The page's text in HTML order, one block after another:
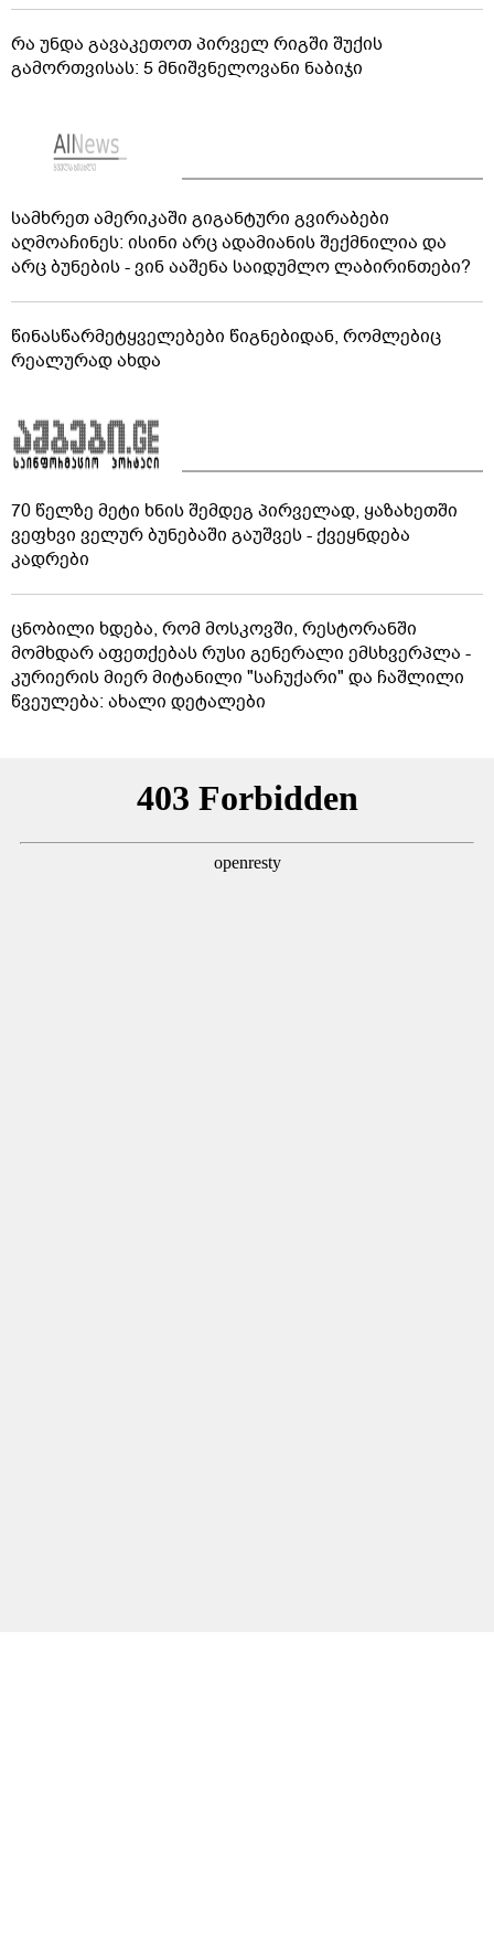
რა უნდა გავაკეთოთ პირველ რიგში შუქის
გამორთვისას: 5 მნიშვნელოვანი ნაბიჯი
სამხრეთ ამერიკაში გიგანტური გვირაბები
აღმოაჩინეს: ისინი არც ადამიანის შექმნილია და
არც ბუნების - ვინ ააშენა საიდუმლო ლაბირინთები?
წინასწარმეტყველებები წიგნებიდან, რომლებიც
რეალურად ახდა
70 წელზე მეტი ხნის შემდეგ პირველად, ყაზახეთში
ვეფხვი ველურ ბუნებაში გაუშვეს - ქვეყნდება
კადრები
ცნობილი ხდება, რომ მოსკოვში, რესტორანში
მომხდარ აფეთქებას რუსი გენერალი ემსხვერპლა -
კურიერის მიერ მიტანილი "საჩუქარი" და ჩაშლილი
წვეულება: ახალი დეტალები